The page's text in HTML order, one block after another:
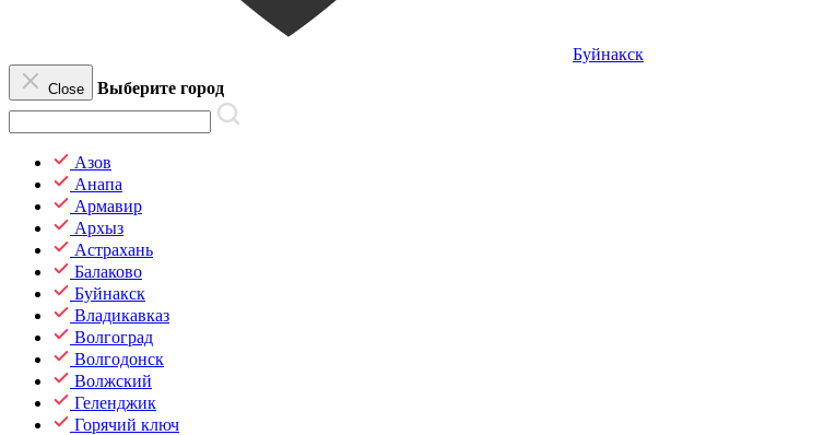
Буйнакск
Close Выберите город
Азов
Анапа
Армавир
Архыз
Астрахань
Балаково
Буйнакск
Владикавказ
Волгоград
Волгодонск
Волжский
Геленджик
Горячий ключ